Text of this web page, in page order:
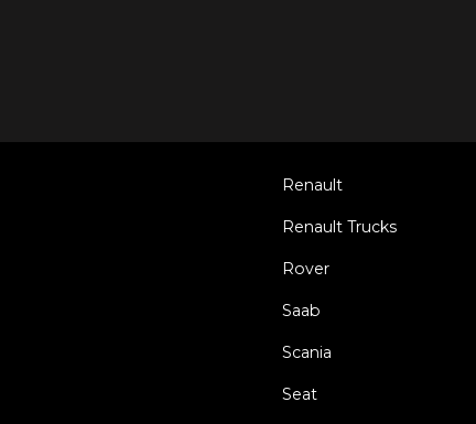
Renault
Renault Trucks
Rover
Saab
Scania
Seat